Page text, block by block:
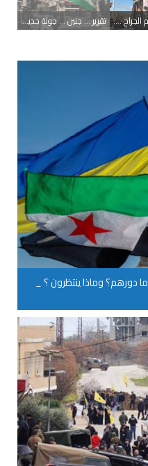
تقرير ... جنين ... جولة جديدة من التحدي والصمود تقرير ... أفراح رغم الجراح .. حفل زفاف جماعي في غزة
دورهم؟ وماذا ينتظرون ؟ _